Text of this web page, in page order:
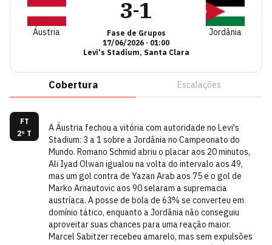
Áustria
3-1
Fase de Grupos
17/06/2026 · 01:00
Levi's Stadium, Santa Clara
Jordânia
Cobertura Escalações
FT
2º T
A Áustria fechou a vitória com autoridade no Levi's
Stadium: 3 a 1 sobre a Jordânia no Campeonato do
Mundo. Romano Schmid abriu o placar aos 20 minutos,
Ali Iyad Olwan igualou na volta do intervalo aos 49,
mas um gol contra de Yazan Arab aos 75 e o gol de
Marko Arnautovic aos 90 selaram a supremacia
austríaca. A posse de bola de 63% se converteu em
domínio tático, enquanto a Jordânia não conseguiu
aproveitar suas chances para uma reação maior.
Marcel Sabitzer recebeu amarelo, mas sem expulsões